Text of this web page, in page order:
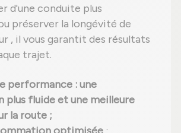
d'une conduite plus
préserver la longévité de
, il vous garantit des résultats
trajet.
performance : une
plus fluide et une meilleure
la route ;